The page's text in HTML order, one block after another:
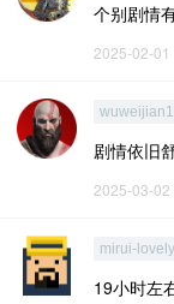
个别剧情
2025-02-01
剧情依旧
2025-03-02
mirui-lovely
19小时左